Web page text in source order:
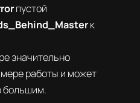
пустой
к
значительно
работы и может
большим.